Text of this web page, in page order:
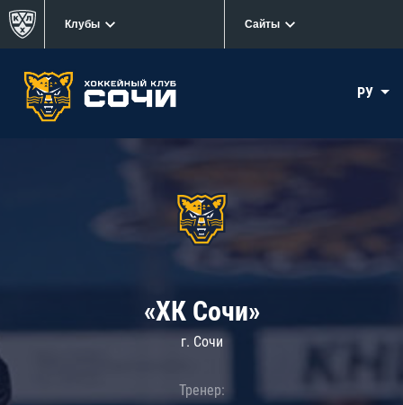
Клубы Сайты
РУ
«ХК Сочи»
г. Сочи
Тренер: